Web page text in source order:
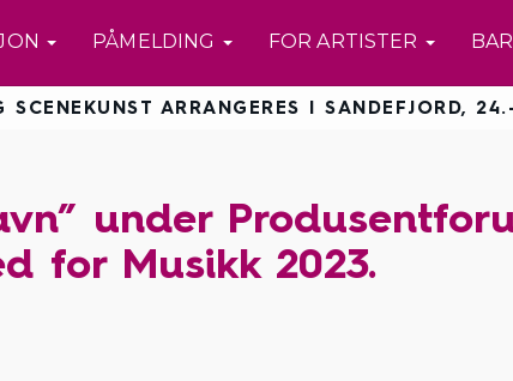
PÅMELDING FOR ARTISTER
SCENEKUNST ARRANGERES I SANDEFJORD,
under
for Musikk 2023.